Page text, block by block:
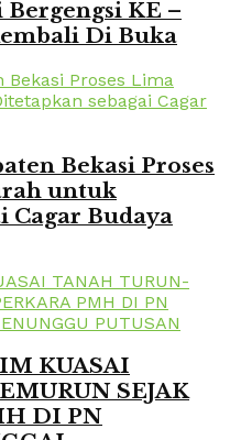
KE –
Di Buka
Bekasi Proses
untuk
Cagar Budaya
KUASAI
SEJAK
DI PN